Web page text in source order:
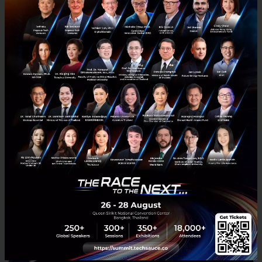
กรุงเทพโปรดิ๊วส x Esri ใช้ดาวเทียม ArcGIS ส่องพิกัดแปลงปลูก
ดันเกษตรโปร่งใส
กรุงเทพโปรดิ๊วส ผนึก Esri Thailand นำระบบแผนที่อัจฉริยะ 'ArcGIS'
และภาพถ่ายดาวเทียม ตรวจพิกัดแปลงปลูกวัตถุดิบอาหารสัตว์ ยกระดับ
ความโปร่งใส ตอบโจทย์มาตรฐานค้าโลก EUDR พร้อมลดต้นทุนก...
| ByTechsauce Team